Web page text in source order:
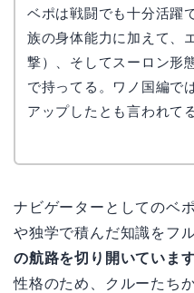
ベポは戦闘でも十分活躍
族の身体能力に加えて、
撃）、そしてスーロン形
で持ってる。ワノ国編で
アップしたとも言われて
ナビゲーターとしてのベ
や独学で積んだ知識をフ
の航路を切り開いていま
性格のため、クルーたち